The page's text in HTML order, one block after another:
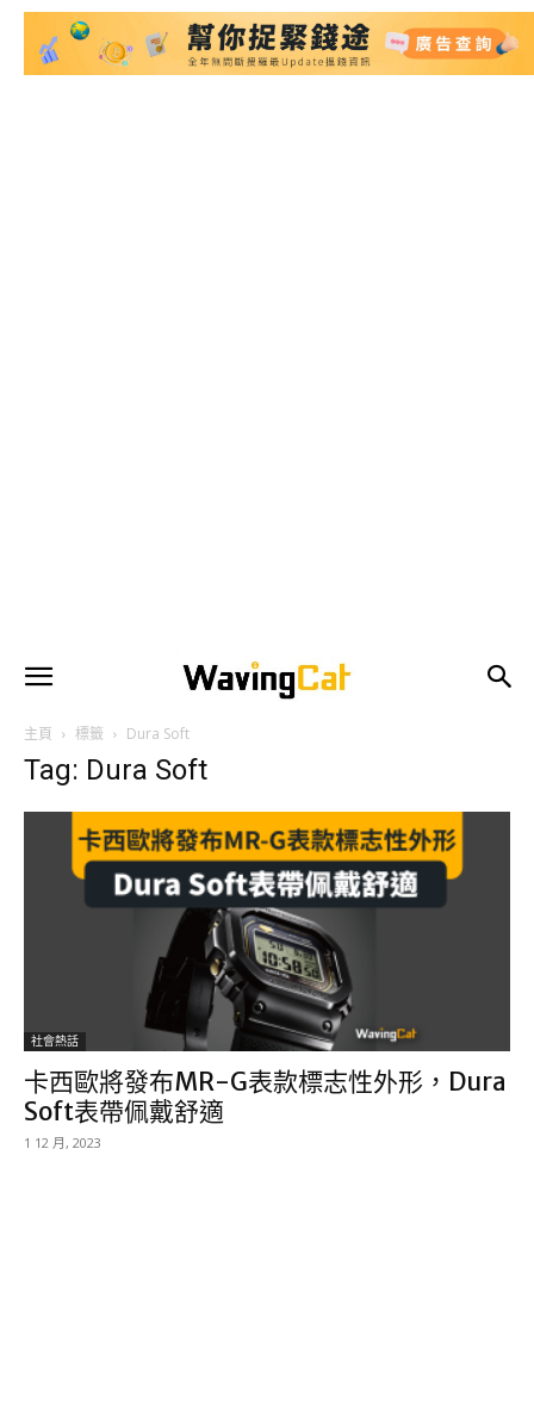
主頁 標籤 Dura Soft
Tag: Dura Soft
社會熱話
卡西歐將發布MR-G表款標志性外形，Dura
Soft表帶佩戴舒適
1 12 月, 2023